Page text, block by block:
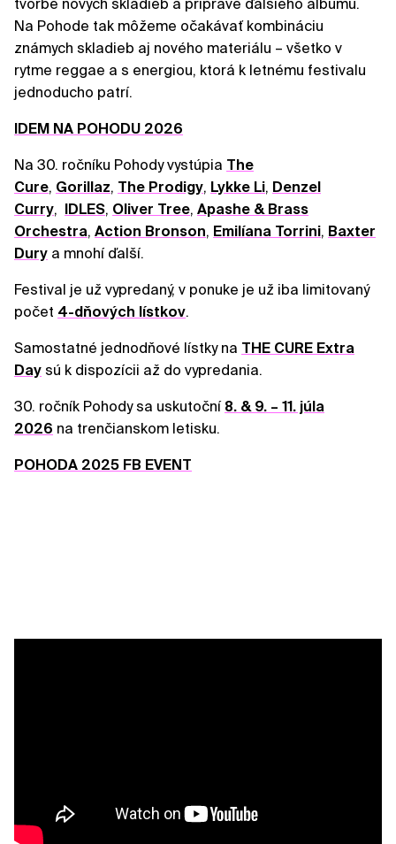
tvorbe nových skladieb a príprave ďalšieho albumu.
Na Pohode tak môžeme očakávať kombináciu
známych skladieb aj nového materiálu – všetko v
rytme reggae a s energiou, ktorá k letnému festivalu
jednoducho patrí.
IDEM NA POHODU 2026
Na 30. ročníku Pohody vystúpia The
Cure, Gorillaz, The Prodigy, Lykke Li, Denzel
Curry, IDLES, Oliver Tree, Apashe & Brass
Orchestra, Action Bronson, Emilíana Torrini, Baxter
Dury a mnohí ďalší.
Festival je už vypredaný, v ponuke je už iba limitovaný
počet 4-dňových lístkov.
Samostatné jednodňové lístky na THE CURE Extra
Day sú k dispozícii až do vypredania.
30. ročník Pohody sa uskutoční 8. & 9. – 11. júla
2026 na trenčianskom letisku.
POHODA 2025 FB EVENT